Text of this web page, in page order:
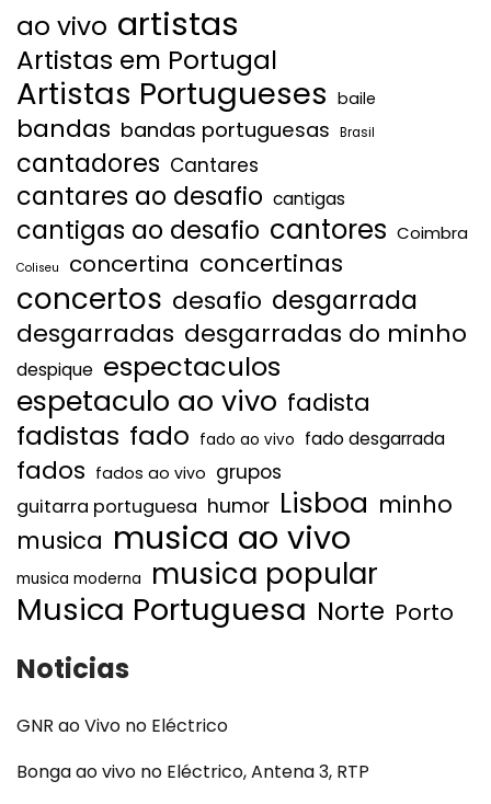
ao vivo artistas
Artistas em Portugal
Artistas Portugueses baile
bandas bandas portuguesas Brasil
cantadores Cantares
cantares ao desafio cantigas
cantigas ao desafio cantores Coimbra
Coliseu concertina concertinas
concertos desafio desgarrada
desgarradas desgarradas do minho
despique espectaculos
espetaculo ao vivo fadista
fadistas fado fado ao vivo fado desgarrada
fados fados ao vivo grupos
guitarra portuguesa humor Lisboa minho
musica musica ao vivo
musica moderna musica popular
Musica Portuguesa Norte Porto
Noticias
GNR ao Vivo no Eléctrico
Bonga ao vivo no Eléctrico, Antena 3, RTP